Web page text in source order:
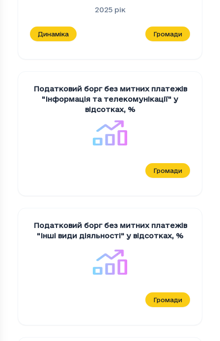
2025 рік
Динаміка Громади
Податковий борг без митних платежів
"Iнформацiя та телекомунiкацiї" у
відсотках, %
Громади
Податковий борг без митних платежів
"Iншi види дiяльностi" у відсотках, %
Громади